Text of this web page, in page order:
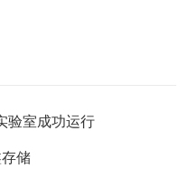
验室成功运行
储